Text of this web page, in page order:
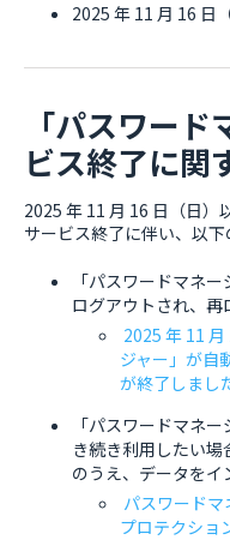
2025 年 11 月 16 日（
「パスワー
ビス終了に関
2025 年 11 月 16 日（日）
サービス終了に伴い、以下
「パスワードマネ
ログアウトされ、再
2025 年 11
ジャー」が自
が終了しまし
「パスワードマネ
き続き利用したい
のうえ、データをイ
パスワード
プロテクショ